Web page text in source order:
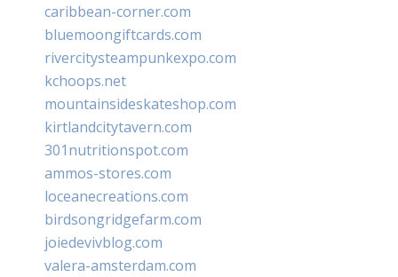
caribbean-corner.com
bluemoongiftcards.com
rivercitysteampunkexpo.com
kchoops.net
mountainsideskateshop.com
kirtlandcitytavern.com
301nutritionspot.com
ammos-stores.com
loceanecreations.com
birdsongridgefarm.com
joiedevivblog.com
valera-amsterdam.com